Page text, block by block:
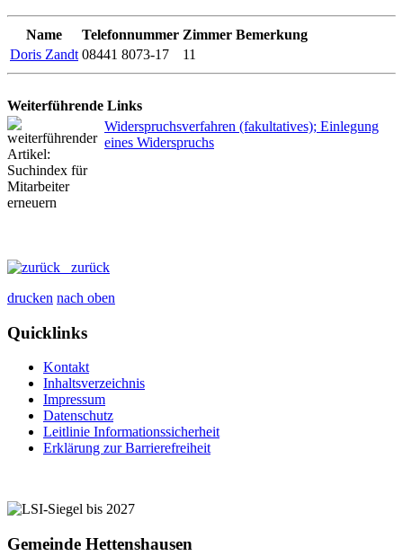
Name Telefonnummer Zimmer Bemerkung
Doris Zandt 08441 8073-17 11
Weiterführende Links
Widerspruchsverfahren (fakultatives); Einlegung
eines Widerspruchs
zurück
drucken nach oben
Quicklinks
Kontakt
Inhaltsverzeichnis
Impressum
Datenschutz
Leitlinie Informationssicherheit
Erklärung zur Barrierefreiheit
Gemeinde Hettenshausen